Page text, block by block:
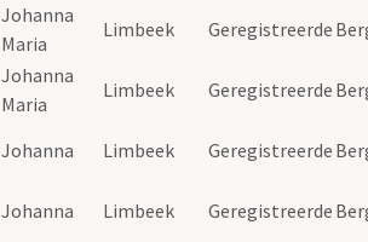
Johanna
Maria
Limbeek Geregistreerde
Johanna
Maria
Limbeek Geregistreerde
Johanna Limbeek Geregistreerde
Johanna Limbeek Geregistreerde